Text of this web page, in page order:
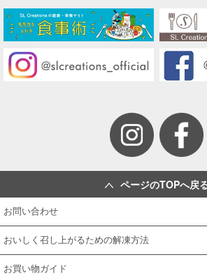
投稿日：2021/10/25 投稿者
九条ねぎの厚焼き卵
「浜内千波さん流の食
かした食の知識～」
セロリの土佐酢和え
「レシピ辞典」（本社
投稿日：2020/02/28 投稿者
すり身団子の吸物
「レシピ辞典」（本社
夏のぶっかけうどん
～寿司屋のぽん酢のレ
っぷり入ったぽん酢を
烹だしで割り、かん
ページのTOPへ戻
お問い合わせ
おいしく召し上がるための解凍方法
お買い物ガイド